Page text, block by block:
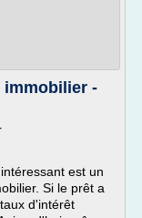
immobilier -
est un
Si le prêt a
d'intérêt